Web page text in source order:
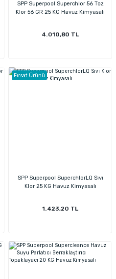
SPP Superpool Superchlor 56 Toz
Klor 56 GR 25 KG Havuz Kimyasalı
4.010,80 TL
Fırsat Ürünü
SPP Superpool SuperchlorLQ Sıvı
Klor 25 KG Havuz Kimyasalı
1.423,20 TL